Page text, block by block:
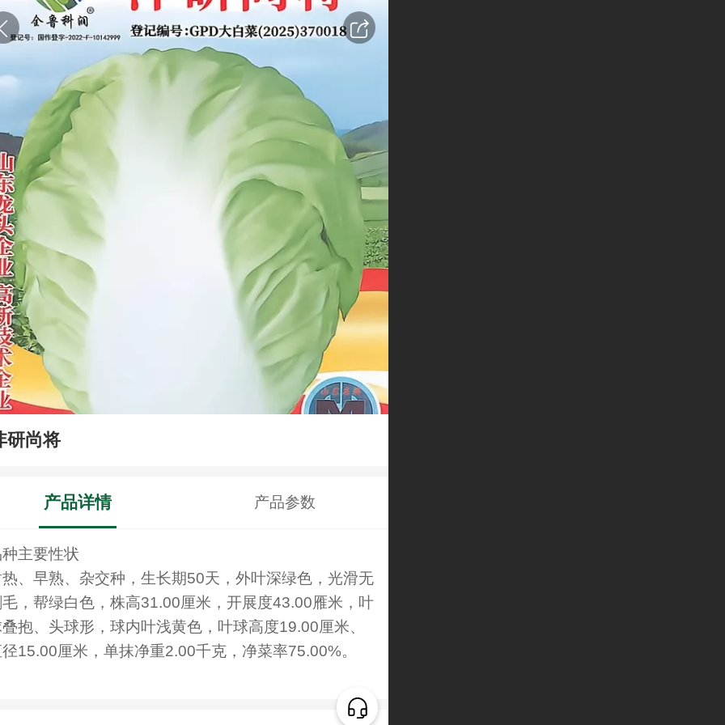
研尚将
产品详情 产品参数
主要性状
、早熟、杂交种，生长期50天，外叶深绿色，光滑无
，帮绿白色，株高31.00厘米，开展度43.00雁米，叶
抱、头球形，球内叶浅黄色，叶球高度19.00厘米、
15.00厘米，单抹净重2.00千克，净菜率75.00%。